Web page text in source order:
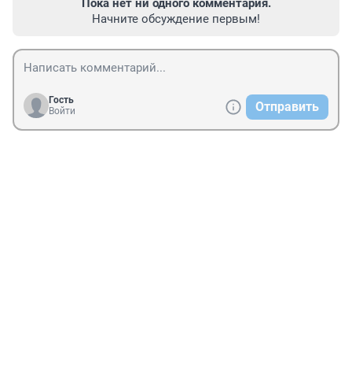
Начните обсуждение первым!
Гость
Войти
Отправить